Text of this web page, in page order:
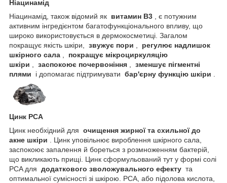
Ніацинамід
Ніацинамід, також відомий як витамин B3 , є потужним
активним інгредієнтом багатофункціонального впливу, що
широко використовується в дермокосметиці. Загалом
покращує якість шкіри, звужує пори
регулює надлишок
шкірного сала
покращує мікроциркуляцію
шкіри
заспокоює почервоніння
зменшує пігментні
плями і допомагає підтримувати бар'єрну функцію шкіри
Цинк PCA
Цинк необхідний для очищення жирної та схильної до
акне шкіри . Цинк уповільнює вироблення шкірного сала,
заспокоює запалення й бореться з розмноженням бактерій,
що викликають прищі. Цинк сформульований тут у формі солі
PCA для додаткового зволожувального ефекту та
оптимальної сумісності зі шкірою. PCA, або підолова кислота,